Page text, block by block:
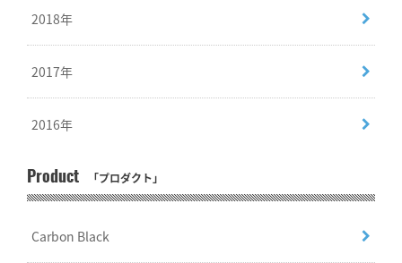
2018年
2017年
2016年
Product 「プロダクト」
Carbon Black